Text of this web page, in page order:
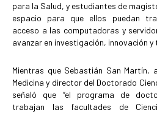
para la Salud, y estudiantes de
espacio para que ellos puedan
acceso a las computadoras y
avanzar en investigación, innovación y
Mientras que Sebastián San Martín,
Medicina y director del Doctorado
señaló que “el programa de
trabajan las facultades de